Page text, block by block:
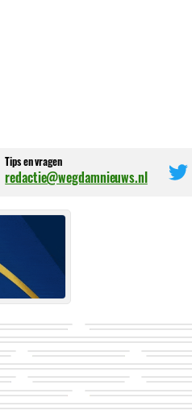
Tips en vragen
redactie@wegdamnieuws.nl